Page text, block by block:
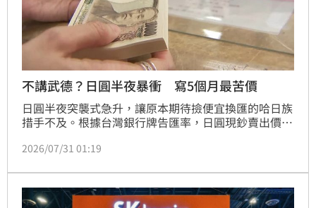
不講武德？日圓半夜暴衝 寫5個月最苦價
日圓半夜突襲式急升，讓原本期待撿便宜換匯的哈日族
措手不及。根據台灣銀行牌告匯率，日圓現鈔賣出價今
23日以來的「最苦價」。
2026/07/31 01:19